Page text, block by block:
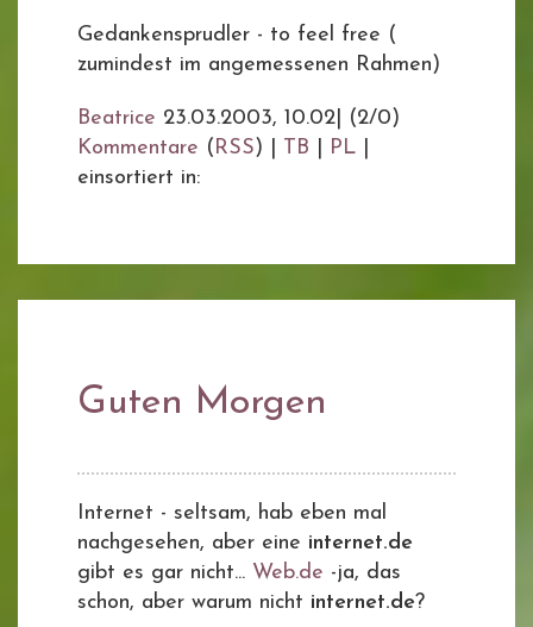
Gedankensprudler - to feel free (
zumindest im angemessenen Rahmen)
Beatrice 23.03.2003, 10.02
(2/0)
Kommentare (RSS) | TB PL
einsortiert in:
Guten Morgen
Internet - seltsam, hab eben mal
nachgesehen, aber eine internet.de
gibt es gar nicht... Web.de -ja, das
schon, aber warum nicht internet.de?